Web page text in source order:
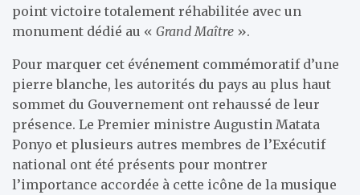
point victoire totalement réhabilitée avec un
monument dédié au « Grand Maître ».
Pour marquer cet événement commémoratif d’une
pierre blanche, les autorités du pays au plus haut
sommet du Gouvernement ont rehaussé de leur
présence. Le Premier ministre Augustin Matata
Ponyo et plusieurs autres membres de l’Exécutif
national ont été présents pour montrer
l’importance accordée à cette icône de la musique